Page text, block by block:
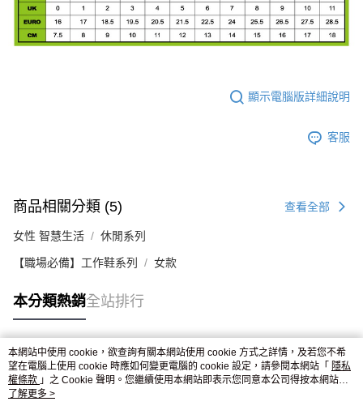
顯示電腦版詳細說明
客服
商品相關分類 (5) 查看全部
女性 智慧生活 休閒系列
【職場必備】工作鞋系列 女款
本分類熱銷全站排行
熱門標籤
本網站中使用 cookie，欲查詢有關本網站使用 cookie 方式之詳情，及若您不希
望在電腦上使用 cookie 時應如何變更電腦的 cookie 設定，請參閱本網站「 隱私
權條款 」之 Cookie 聲明。您繼續使用本網站即表示您同意本公司得按本網站使
用條款之 Cookie 聲明使用 cookie。
了解更多 >